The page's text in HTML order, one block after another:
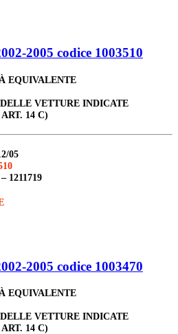
2005 codice 1003510
EQUIVALENTE
VETTURE INDICATE
14 C)
05
1211719
2005 codice 1003470
EQUIVALENTE
VETTURE INDICATE
14 C)